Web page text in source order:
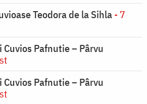
Teodora de la Sihla- 7
Pafnutie – Pârvu
Pafnutie – Pârvu